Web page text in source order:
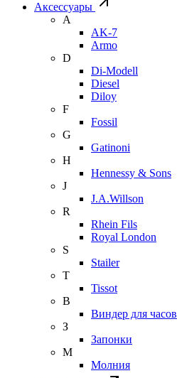
Аксессуары
A
AK-7
Armo
D
Di-Modell
Diesel
Diloy
F
Fossil
G
Gatinoni
H
Hennessy & Sons
J
J.A.Willson
R
Rhein Fils
Royal London
S
Stailer
T
Tissot
В
Виндер для часов
З
Запонки
М
Молния